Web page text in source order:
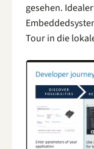
gesehen.
Tour in die